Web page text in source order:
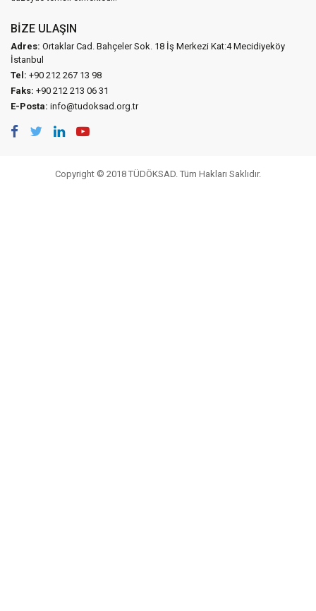
BIZE ULAŞIN
Adres: Ortaklar Cad. Bahçeler Sok. 18 İş Merkezi Kat:4 Mecidiyeköy
İstanbul
Tel: +90 212 267 13 98
Faks: +90 212 213 06 31
E-Posta: info@tudoksad.org.tr
Copyright © 2018 TÜDÖKSAD. Tüm Hakları Saklıdır.